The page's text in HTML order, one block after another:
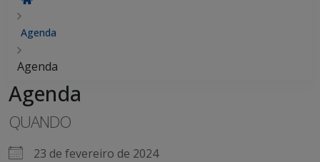
Agenda
Agenda
Agenda
QUANDO
23 de fevereiro de 2024